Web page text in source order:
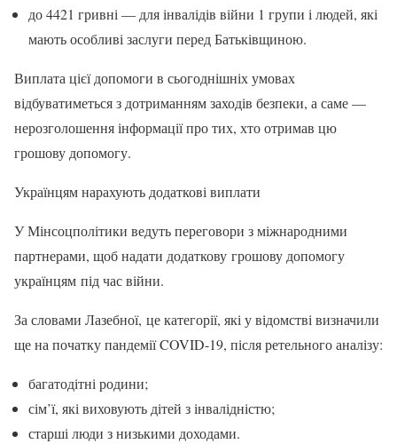
до 4421 гривні — для інвалідів війни 1 групи і людей, які
мають особливі заслуги перед Батьківщиною.
Виплата цієї допомоги в сьогоднішніх умовах
відбуватиметься з дотриманням заходів безпеки, а саме —
нерозголошення інформації про тих, хто отримав цю
грошову допомогу.
Українцям нарахують додаткові виплати
У Мінсоцполітики ведуть переговори з міжнародними
партнерами, щоб надати додаткову грошову допомогу
українцям під час війни.
За словами Лазебної, це категорії, які у відомстві визначили
ще на початку пандемії COVID-19, після ретельного аналізу:
багатодітні родини;
сім’ї, які виховують дітей з інвалідністю;
старші люди з низькими доходами.